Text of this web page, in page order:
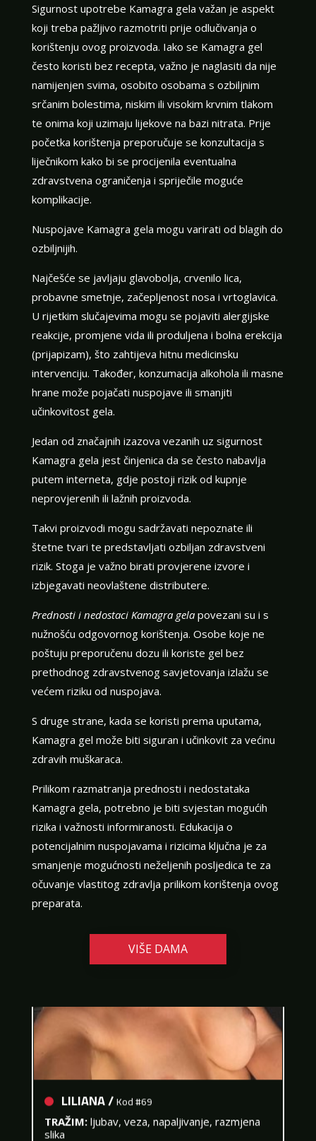
Sigurnost upotrebe Kamagra gela važan je aspekt
koji treba pažljivo razmotriti prije odlučivanja o
korištenju ovog proizvoda. Iako se Kamagra gel
često koristi bez recepta, važno je naglasiti da nije
namijenjen svima, osobito osobama s ozbiljnim
srčanim bolestima, niskim ili visokim krvnim tlakom
te onima koji uzimaju lijekove na bazi nitrata. Prije
početka korištenja preporučuje se konzultacija s
liječnikom kako bi se procijenila eventualna
zdravstvena ograničenja i spriječile moguće
komplikacije.
Nuspojave Kamagra gela mogu varirati od blagih do
ozbiljnijih.
Najčešće se javljaju glavobolja, crvenilo lica,
probavne smetnje, začepljenost nosa i vrtoglavica.
U rijetkim slučajevima mogu se pojaviti alergijske
reakcije, promjene vida ili produljena i bolna erekcija
(prijapizam), što zahtijeva hitnu medicinsku
intervenciju. Također, konzumacija alkohola ili masne
hrane može pojačati nuspojave ili smanjiti
učinkovitost gela.
Jedan od značajnih izazova vezanih uz sigurnost
Kamagra gela jest činjenica da se često nabavlja
putem interneta, gdje postoji rizik od kupnje
neprovjerenih ili lažnih proizvoda.
Takvi proizvodi mogu sadržavati nepoznate ili
štetne tvari te predstavljati ozbiljan zdravstveni
rizik. Stoga je važno birati provjerene izvore i
izbjegavati neovlaštene distributere.
Prednosti i nedostaci Kamagra gelapovezani su i s
nužnošću odgovornog korištenja. Osobe koje ne
poštuju preporučenu dozu ili koriste gel bez
prethodnog zdravstvenog savjetovanja izlažu se
većem riziku od nuspojava.
S druge strane, kada se koristi prema uputama,
Kamagra gel može biti siguran i učinkovit za većinu
zdravih muškaraca.
Prilikom razmatranja prednosti i nedostataka
Kamagra gela, potrebno je biti svjestan mogućih
rizika i važnosti informiranosti. Edukacija o
potencijalnim nuspojavama i rizicima ključna je za
smanjenje mogućnosti neželjenih posljedica te za
očuvanje vlastitog zdravlja prilikom korištenja ovog
preparata.
VIŠE DAMA
TRAŽIM:ljubav, veza, napaljivanje, razmjena
slika